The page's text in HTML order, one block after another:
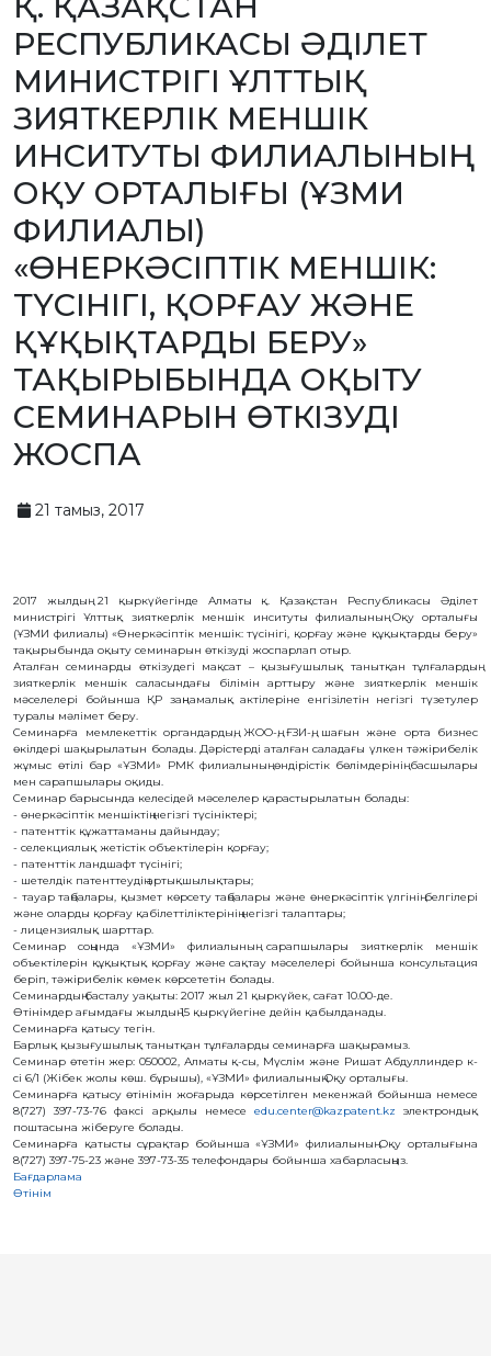
БАНК
РЕКВИЗИТТЕРІ
АЛМАТЫ
Қ.
ФИЛИАЛЫ
ҚАРЖЫЛЫҚ
ХАЛЫҚАРАЛЫҚ
ЫНТЫМАҚТАСТЫҚ
ТЕХНОЛОГИЯЛАР
МЕН
ИННОВАЦИЯЛАРДЫ
ҚОЛДАУ
БОС
ОРЫНДАР
«ҚАЗАҚСТАННЫҢ
ЗИЯТКЕРЛІК
ЖУРНАЛЫ
МЕМЛЕКЕТТІК
КӨРСЕТІЛЕТІН
ҚЫЗМЕТТЕР
МЕМЛЕКЕТТІК
САТЫП
СЫБАЙЛАС
ЗМ
ОБЪЕКТІЛЕРІ
ӨНЕРТАБЫСТАР
ПАЙДАЛЫ
МОДЕЛЬДЕР
ӨНЕРКӘСІПТІК
ҮЛГІЛЕР
СЕЛЕКЦИЯЛЫҚ
ЖЕТІСТІКТЕР
ТАУАР
БЕЛГІЛЕРІ
ТАУАР
ШЫҒАРЫЛҒАН
ЖЕРДIҢ
АТАУЛАРЫ
ГЕОГРАФИЯЛЫҚ
НҰСҚАМАЛАР
ИНТЕГРАЛДЫҚ
МИКРОСХЕМА
ТОПОЛОГИЯЛАРЫ
КОММЕРЦИЯЛАНДЫРУ
ШАРТТАРЫ
АВТОРЛЫҚ
ҚҰҚЫҚТАР
ДИРЕКТОРДЫҢ
БЛОГЫ
ИНТЕРАКТИВТІ
КАРТА
РЕСПУБЛИКАСЫ ӘДІЛЕТ
МИНИСТРІГІ ҰЛТТЫҚ
ЗИЯТКЕРЛІК МЕНШІК
ИНСИТУТЫ ФИЛИАЛЫНЫҢ
ОҚУ ОРТАЛЫҒЫ (ҰЗМИ
ФИЛИАЛЫ)
«ӨНЕРКӘСІПТІК МЕНШІК:
ТҮСІНІГІ, ҚОРҒАУ ЖӘНЕ
ҚҰҚЫҚТАРДЫ БЕРУ»
ТАҚЫРЫБЫНДА ОҚЫТУ
СЕМИНАРЫН ӨТКІЗУДІ
ЖОСПА
21 тамыз, 2017
2017 жылдың 21 қыркүйегінде Алматы қ. Қазақстан Республикасы Әділет
министрігі Ұлттық зияткерлік меншік инситуты филиалының Оқу орталығы
(ҰЗМИ филиалы) «Өнеркәсіптік меншік: түсінігі, қорғау және құқықтарды беру»
тақырыбында оқыту семинарын өткізуді жоспарлап отыр.
Аталған семинарды өткізудегі мақсат – қызығушылық танытқан тұлғалардың
зияткерлік меншік саласындағы білімін арттыру және зияткерлік меншік
мәселелері бойынша ҚР заңнамалық актілеріне енгізілетін негізгі түзетулер
туралы мәлімет беру.
Семинарға мемлекеттік органдардың, ЖОО-ң, ҒЗИ-ң, шағын және орта бизнес
өкілдері шақырылатын болады. Дәрістерді аталған саладағы үлкен тәжірибелік
жұмыс өтілі бар «ҰЗМИ» РМК филиалының өндірістік бөлімдерінің басшылары
мен сарапшылары оқиды.
Семинар барысында келесідей мәселелер қарастырылатын болады:
- өнеркәсіптік меншіктің негізгі түсініктері;
- патенттік құжаттаманы дайындау;
- селекциялық жетістік объектілерін қорғау;
- патенттік ландшафт түсінігі;
- шетелдік патенттеудің артықшылықтары;
- тауар таңбалары, қызмет көрсету таңбалары және өнеркәсіптік үлгінің белгілері
және оларды қорғау қабілеттіліктерінің негізгі талаптары;
- лицензиялық шарттар.
Семинар соңында «ҰЗМИ» филиалының сарапшылары зияткерлік меншік
объектілерін құқықтық қорғау және сақтау мәселелері бойынша консультация
беріп, тәжірибелік көмек көрсететін болады.
Семинардың басталу уақыты: 2017 жыл 21 қыркүйек, сағат 10.00-де.
Өтінімдер ағымдағы жылдың 15 қыркүйегіне дейін қабылданады.
Семинарға қатысу тегін.
Барлық қызығушылық танытқан тұлғаларды семинарға шақырамыз.
Семинар өтетін жер: 050002, Алматы қ-сы, Мүслім және Ришат Абдуллиндер к-
сі 6/1 (Жібек жолы көш. бұрышы), «ҰЗМИ» филиалының Оқу орталығы.
Семинарға қатысу өтінімін жоғарыда көрсетілген мекенжай бойынша немесе
8(727) 397-73-76 факсі арқылы немесе edu.center@kazpatent.kz электрондық
поштасына жіберуге болады.
Семинарға қатысты сұрақтар бойынша «ҰЗМИ» филиалының Оқу орталығына
8(727) 397-75-23 және 397-73-35 телефондары бойынша хабарласыңыз.
Бағдарлама
Өтінім